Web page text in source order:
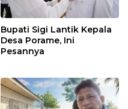
Bupati Sigi Lantik Kepala
Desa Porame, Ini
Pesannya